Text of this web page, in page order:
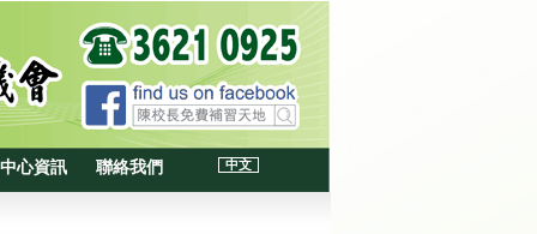
中文
中心資訊 聯絡我們